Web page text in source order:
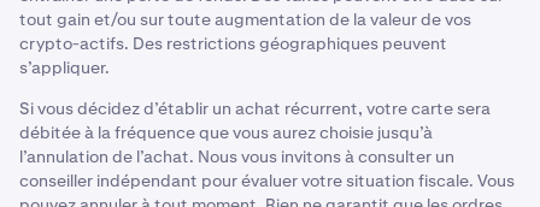
courantes :
La peur de manquer une opportunité (FOMO).
La peur, l'incertitude et le doute (FUD).
Ces émotions peuvent parfois obscurcir le jugement et
conduire à de mauvaises décisions d'investissement.
tout gain et/ou sur toute augmentation de la valeur de vos
crypto-actifs. Des restrictions géographiques peuvent
s’appliquer.
Si vous décidez d’établir un achat récurrent, votre carte sera
débitée à la fréquence que vous aurez choisie jusqu’à
l’annulation de l’achat. Nous vous invitons à consulter un
conseiller indépendant pour évaluer votre situation fiscale. Vous